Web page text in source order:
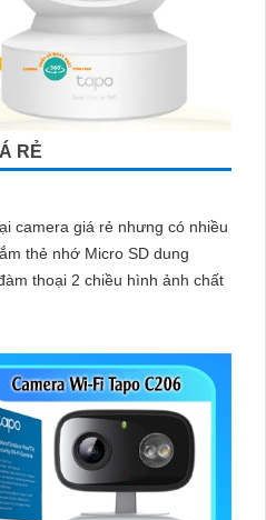
RẺ
camera giá rẻ nhưng có nhiều
thoại 2 chiều hình ảnh chất